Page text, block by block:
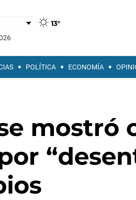
13°
POLÍTICA ECONOMÍA
mostró